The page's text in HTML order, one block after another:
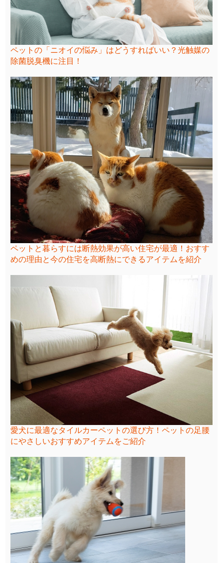
ペットの「ニオイの悩み」はどうすればいい？光触媒の
除菌脱臭機に注目！
ペットと暮らすには断熱効果が高い住宅が最適！おすす
めの理由と今の住宅を高断熱にできるアイテムを紹介
愛犬に最適なタイルカーペットの選び方！ペットの足腰
にやさしいおすすめアイテムをご紹介